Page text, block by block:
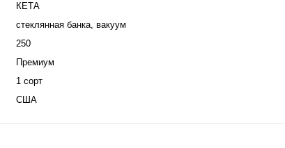
КЕТА
стеклянная банка, вакуум
250
Премиум
1 сорт
США